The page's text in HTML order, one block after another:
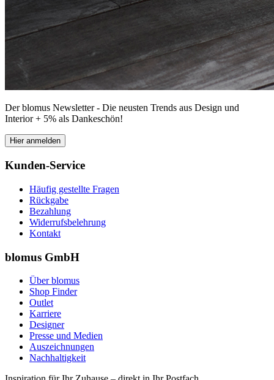
Der blomus Newsletter - Die neusten Trends aus Design und
Interior + 5% als Dankeschön!
Hier anmelden
Kunden-Service
Häufig gestellte Fragen
Rückgabe
Bezahlung
Widerrufsbelehrung
Kontakt
blomus GmbH
Über blomus
Shop Finder
Outlet
Karriere
Designer
Presse und Medien
Auszeichnungen
Nachhaltigkeit